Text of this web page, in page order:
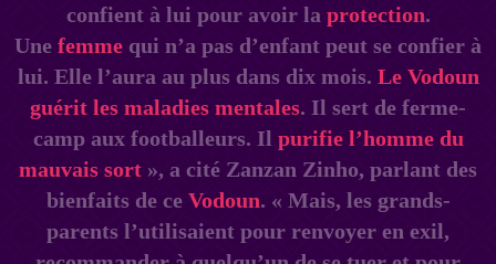
confient à lui pour avoir la protection.
Une femme qui n’a pas d’enfant peut se confier à
lui. Elle l’aura au plus dans dix mois. Le Vodoun
guérit les maladies mentales. Il sert de ferme-
camp aux footballeurs. Il purifie l’homme du
mauvais sort », a cité Zanzan Zinho, parlant des
bienfaits de ce Vodoun. « Mais, les grands-
parents l’utilisaient pour renvoyer en exil,